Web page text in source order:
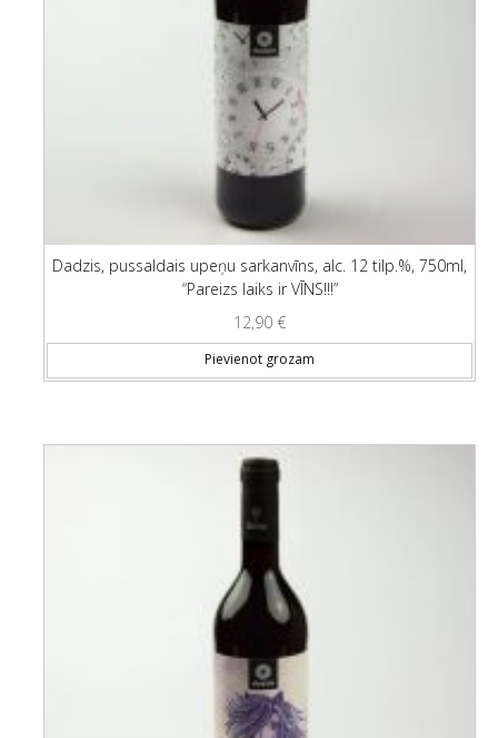
Dadzis, pussaldais upeņu sarkanvīns, alc. 12 tilp.%, 750ml,
“Pareizs laiks ir VĪNS!!!”
12,90 €
Pievienot grozam